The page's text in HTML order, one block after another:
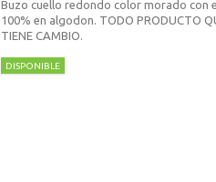
Buzo cuello redondo color morado con
100% en algodon. TODO PRODUCTO
TIENE CAMBIO.
DISPONIBLE